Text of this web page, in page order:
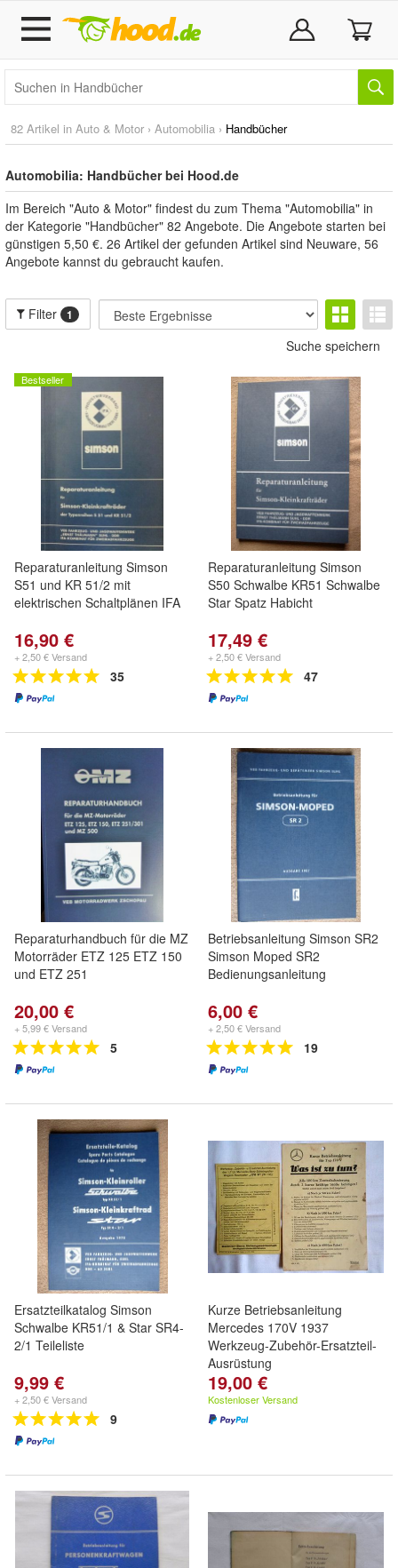
82 Artikel in Auto & Motor › Automobilia › Handbücher
Automobilia: Handbücher bei Hood.de
Im Bereich "Auto & Motor" findest du zum Thema "Automobilia" in
der Kategorie "Handbücher" 82 Angebote. Die Angebote starten bei
günstigen 5,50 €. 26 Artikel der gefunden Artikel sind Neuware, 56
Angebote kannst du gebraucht kaufen.
Filter 1
Suche speichern
Bestseller
Reparaturanleitung Simson
S51 und KR 51/2 mit
elektrischen Schaltplänen IFA
16,90 €
+ 2,50 € Versand
35
Reparaturanleitung Simson
S50 Schwalbe KR51 Schwalbe
Star Spatz Habicht
17,49 €
+ 2,50 € Versand
47
Reparaturhandbuch für die MZ
Motorräder ETZ 125 ETZ 150
und ETZ 251
20,00 €
+ 5,99 € Versand
5
Betriebsanleitung Simson SR2
Simson Moped SR2
Bedienungsanleitung
6,00 €
+ 2,50 € Versand
19
Ersatzteilkatalog Simson
Schwalbe KR51/1 & Star SR4-
2/1 Teileliste
9,99 €
+ 2,50 € Versand
9
Kurze Betriebsanleitung
Mercedes 170V 1937
Werkzeug-Zubehör-Ersatzteil-
Ausrüstung
19,00 €
Kostenloser Versand